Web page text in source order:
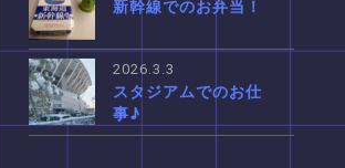
新幹線でのお弁当！
2026.3.3
スタジアムでのお仕
事♪